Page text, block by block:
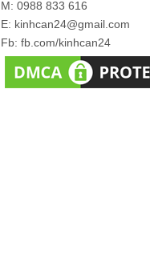
M: 0988 833 616
E: kinhcan24@gmail.com
Fb: fb.com/kinhcan24